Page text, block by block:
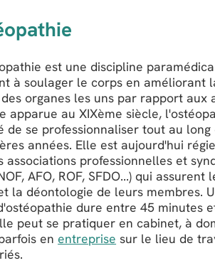
est une discipline
à soulager le corps en améliorant
organes les uns par rapport aux
apparue au XIXème siècle,
de se professionnaliser tout au long
années. Elle est aujourd'hui
associations professionnelles et
AFO, ROF, SFDO...) qui assurent
la déontologie de leurs membres.
dure entre 45 minutes
peut se pratiquer en cabinet, à
en entreprise sur le lieu de